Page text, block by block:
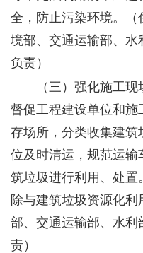
全，防止污染环境。
境部、交通运输部、
负责）
（三）强化施工现
督促工程建设单位和
存场所，分类收集建
位及时清运，规范运
筑垃圾进行利用、处
除与建筑垃圾资源化利
部、交通运输部、水利
责）